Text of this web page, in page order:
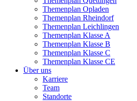
Themenplan Opladen
Themenplan Rheindorf
Themenplan Leichlingen
Themenplan Klasse A
Themenplan Klasse B
Themenplan Klasse C
Themenplan Klasse CE
Über uns
Karriere
Team
Standorte